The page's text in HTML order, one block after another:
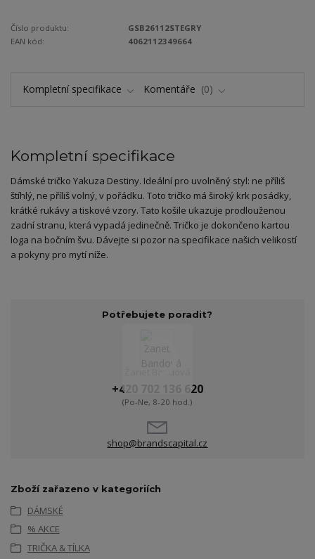
Číslo produktu:
GSB26112STEGRY
EAN kód:
4062112349664
Kompletní specifikace Komentáře 0
Kompletní specifikace
Dámské tričko Yakuza Destiny. Ideální pro uvolněný styl: ne příliš
štíhlý, ne příliš volný, v pořádku. Toto tričko má široký krk posádky,
krátké rukávy a tiskové vzory. Tato košile ukazuje prodlouženou
zadní stranu, která vypadá jedinečně. Tričko je dokončeno kartou
loga na bočním švu. Dávejte si pozor na specifikace našich velikostí
a pokyny pro mytí níže.
Potřebujete poradit?
+420 702 136 620
(Po-Ne, 8-20 hod.)
shop@brandscapital.cz
Zboží zařazeno v kategoriích
DÁMSKÉ
% AKCE
TRIČKA & TÍLKA